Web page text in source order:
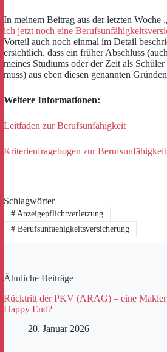
In meinem Beitrag aus der letzten Woche „
ich jetzt noch eine
Vorteil auch noch einmal im Detail
ersichtlich, dass ein früher Abschluss
meines Studiums oder der Zeit als
muss) aus eben diesen genannten
Weitere Informationen:
Leitfaden zur Berufsunfähigkeit
Kriterienfragebogen zur
Schlagwörter
#Anzeigepflichtverletzung
#Berufsunfaehigkeitsversicherung
Ähnliche Beiträge
Rücktritt der PKV (ARAG) – eine
Happy End?
20. Januar 2026